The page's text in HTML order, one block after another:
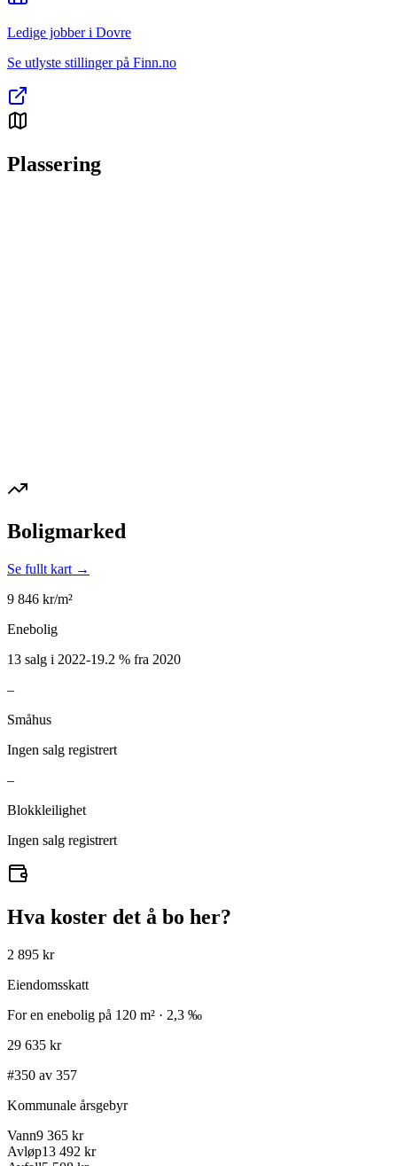
Ledige jobber i Dovre
Se utlyste stillinger på Finn.no
Plassering
Boligmarked
Se fullt kart →
9 846 kr/m²
Enebolig
13 salg i 2022-19.2 % fra 2020
–
Småhus
Ingen salg registrert
–
Blokkleilighet
Ingen salg registrert
Hva koster det å bo her?
2 895 kr
Eiendomsskatt
For en enebolig på 120 m² · 2,3 ‰
29 635 kr
#350 av 357
Kommunale årsgebyr
Vann9 365 kr
Avløp13 492 kr